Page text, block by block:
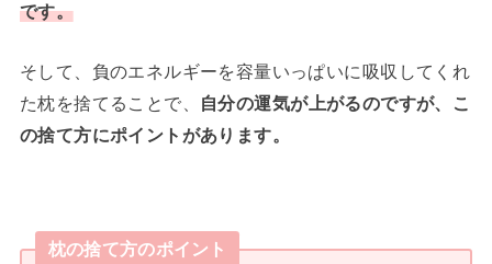
です。
そして、負のエネルギーを容量いっぱいに吸収してくれ
た枕を捨てることで、
自分の運気が上がるのですが、こ
の捨て方にポイントがあります。
枕の捨て方のポイント